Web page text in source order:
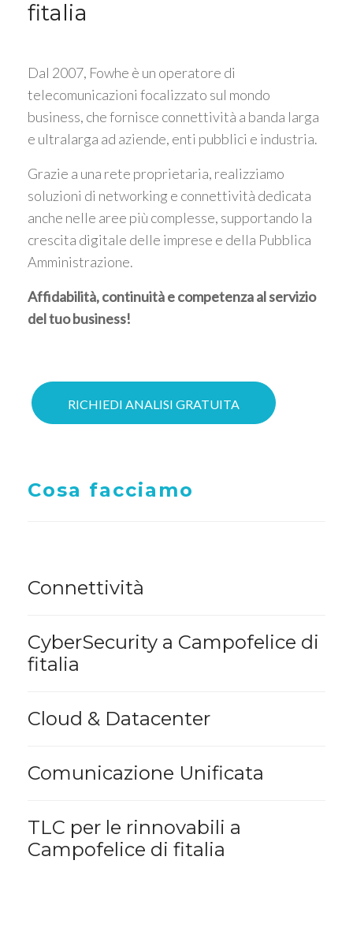
fitalia
Dal 2007, Fowhe è un operatore di
telecomunicazioni focalizzato sul mondo
business, che fornisce connettività a banda larga
e ultralarga ad aziende, enti pubblici e industria.
Grazie a una rete proprietaria, realizziamo
soluzioni di networking e connettività dedicata
anche nelle aree più complesse, supportando la
crescita digitale delle imprese e della Pubblica
Amministrazione.
Affidabilità, continuità e competenza al servizio
del tuo business!
RICHIEDI ANALISI GRATUITA
Cosa facciamo
Connettività
CyberSecurity a Campofelice di
fitalia
Cloud & Datacenter
Comunicazione Unificata
TLC per le rinnovabili a
Campofelice di fitalia